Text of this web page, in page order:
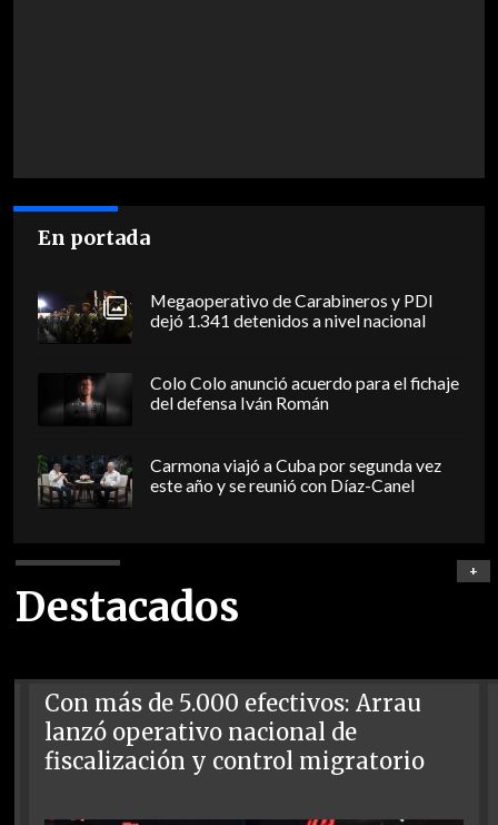
En portada
Megaoperativo de Carabineros y PDI
dejó 1.341 detenidos a nivel nacional
Colo Colo anunció acuerdo para el fichaje
del defensa Iván Román
Carmona viajó a Cuba por segunda vez
este año y se reunió con Díaz-Canel
Destacados
+
Con más de 5.000 efectivos: Arrau
lanzó operativo nacional de
fiscalización y control migratorio